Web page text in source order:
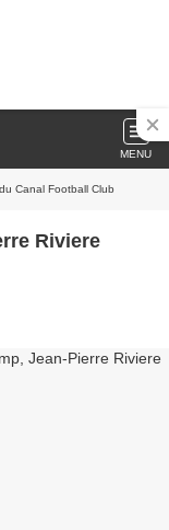
MENU
Canal Football Club
Riviere